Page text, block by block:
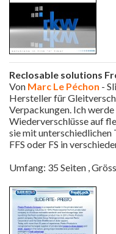
Reclosable solutions
Von Marc Le Péchon -
Hersteller für
Verpackungen. Ich
Wiederverschlüsse auf
sie mit
FFS oder FS in
Umfang: 35 Seiten ,